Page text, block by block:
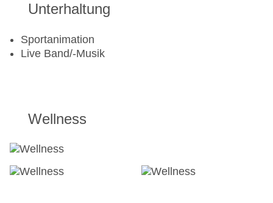
Unterhaltung
Sportanimation
Live Band/-Musik
Wellness